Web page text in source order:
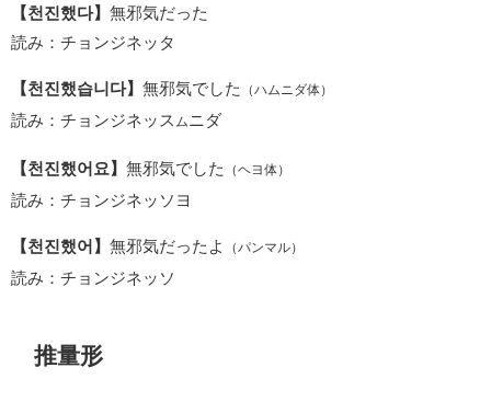
【천진했다】 無邪気だった
読み：チョンジネッタ
【천진했습니다】 無邪気でした （ハムニダ体）
読み：チョンジネッス ム ニダ
【천진했어요】 無邪気でした （ヘヨ体）
読み：チョンジネッソヨ
【천진했어】 無邪気だったよ （パンマル）
読み：チョンジネッソ
推量形